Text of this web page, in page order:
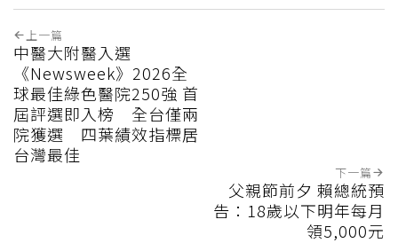
上一篇
中醫大附醫入選
《Newsweek》2026全
球最佳綠色醫院250強 首
屆評選即入榜 全台僅兩
院獲選 四葉績效指標居
台灣最佳
下一篇
父親節前夕 賴總統預
告：18歲以下明年每月
領5,000元